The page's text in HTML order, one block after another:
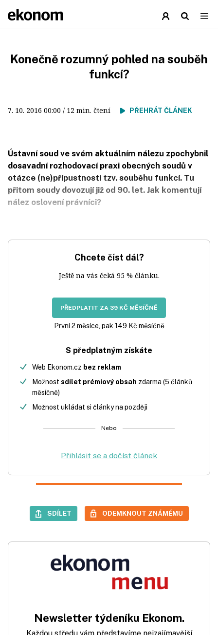
Konečně rozumný pohled na souběh
funkcí?
7. 10. 2016 00:00 / 12 min. čtení PŘEHRÁT ČLÁNEK
Ústavní soud ve svém aktuálním nálezu zpochybnil
dosavadní rozhodovací praxi obecných soudů v
otázce (ne)přípustnosti tzv. souběhu funkcí. Tu
přitom soudy dovozují již od 90. let. Jak komentují
nález oslovení právníci?
Chcete číst dál?
Ještě na vás čeká 95 % článku.
PŘEDPLATIT ZA 39 KČ MĚSÍČNĚ
První 2 měsíce, pak 149 Kč měsíčně
S předplatným získáte
Web Ekonom.cz bez reklam
Možnost sdílet prémiový obsah zdarma (5 článků
měsíčně)
Možnost ukládat si články na později
Nebo
Přihlásit se a dočíst článek
SDÍLET ODEMKNOUT ZNÁMÉMU
Newsletter týdeníku Ekonom.